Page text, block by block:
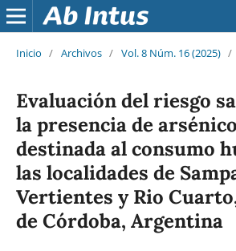
Inicio / Archivos / Vol. 8 Núm. 16 (2025) /
Evaluación del riesgo
la presencia de
destinada al consumo
las localidades de
Vertientes y Rio
de Córdoba, Argentina